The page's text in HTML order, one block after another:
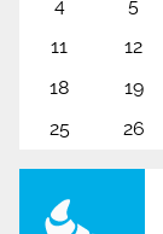
4
5
11
12
18
19
25
26